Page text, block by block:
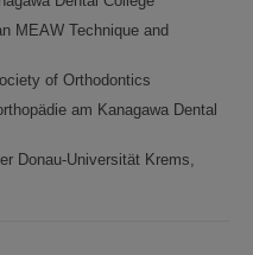
MEAW Technique and
of Orthodontics
am Kanagawa Dental
Donau-Universität Krems,